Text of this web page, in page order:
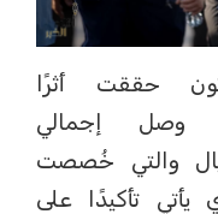
حققت أثرًا
وصل إجمالي
ألف ريال والتي خُصصت
تأكيدًا على